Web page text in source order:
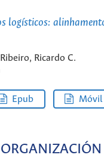
logísticos:
Ricardo C.
Epub Móvil